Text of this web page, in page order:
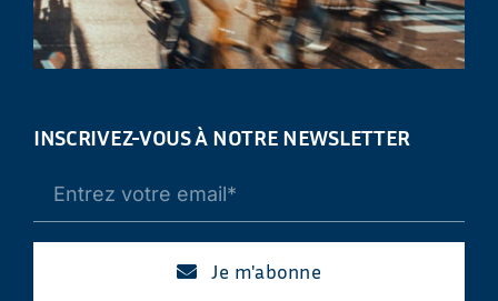
INSCRIVEZ-VOUS À NOTRE NEWSLETTER
Je m'abonne